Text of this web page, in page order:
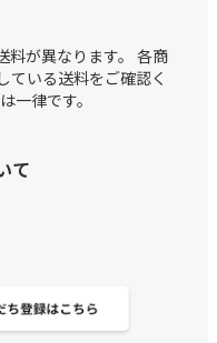
料が異なります。 各商
ている送料をご確認く
一律です。
て